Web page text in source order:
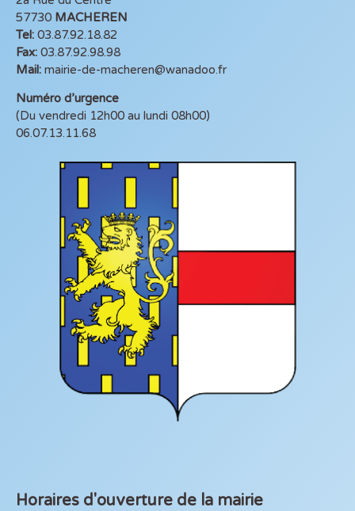
57730 MACHEREN
Tel: 03.87.92.18.82
Fax: 03.87.92.98.98
Mail: mairie-de-macheren@wanadoo.fr
Numéro d’urgence
(Du vendredi 12h00 au lundi 08h00)
06.07.13.11.68
Horaires d'ouverture de la mairie